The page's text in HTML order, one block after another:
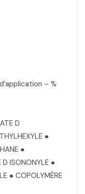
– %
D
●
●
ISONONYLE ●
● COPOLYMÈRE